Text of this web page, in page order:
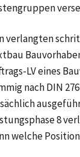
verlangten
LV eines
nach DIN
8
welche